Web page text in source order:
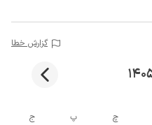
گزارش خطا
چ پ ج